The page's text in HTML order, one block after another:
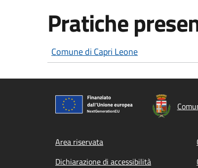
Pratiche
Comune di Capri Leone
Footer menu
Area riservata
Dichiarazione di accessibilità